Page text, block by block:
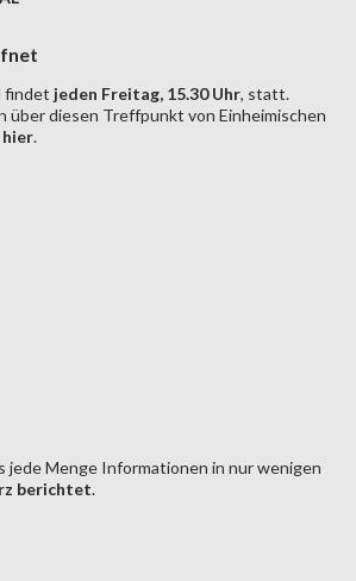
findet jeden Freitag, 15.30 Uhr, statt.
diesen Treffpunkt von Einheimischen
hier.
jede Menge Informationen in nur wenigen
berichtet.